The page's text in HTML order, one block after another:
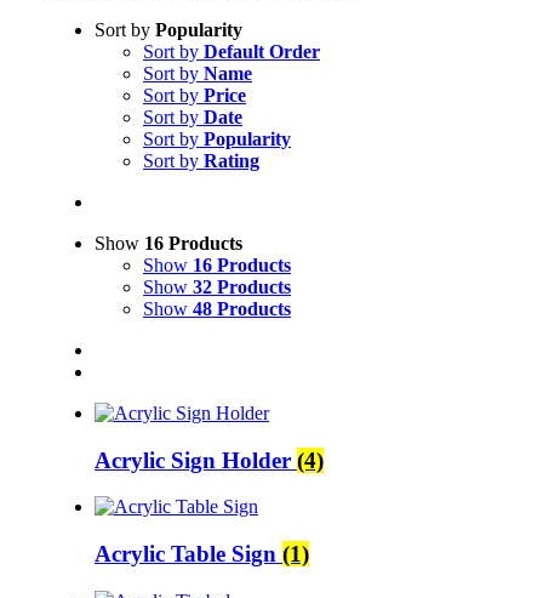
Sort by Popularity
Sort by Default Order
Sort by Name
Sort by Price
Sort by Date
Sort by Popularity
Sort by Rating
Show 16 Products
Show 16 Products
Show 32 Products
Show 48 Products
Acrylic Sign Holder (4)
Acrylic Table Sign (1)